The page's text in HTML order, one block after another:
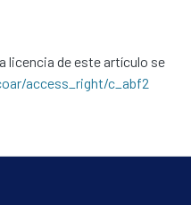
licencia de este artículo se
access_right/c_abf2